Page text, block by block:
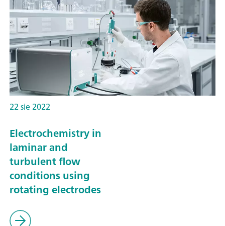
22 sie 2022
Electrochemistry in
laminar and
turbulent flow
conditions using
rotating electrodes